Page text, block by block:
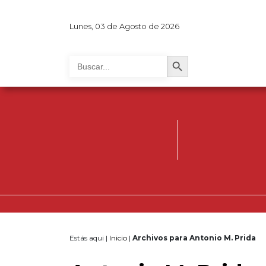
Lunes, 03 de Agosto de 2026
for:
Search Button
Estás aqui | Inicio | Archivos para Antonio M. Prida